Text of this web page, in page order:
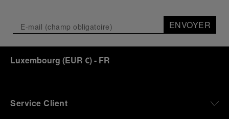
ENVOYER
Luxembourg (EUR €)- FR
Service Client